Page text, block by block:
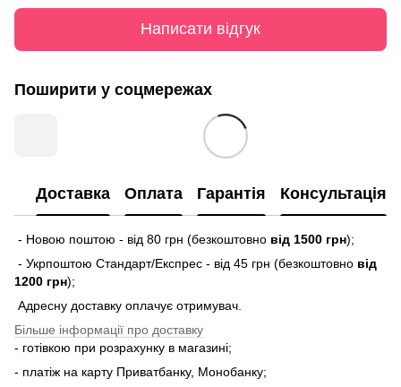
Написати відгук
Поширити у соцмережах
Доставка Оплата Гарантія Консультація
- Новою поштою - від 80 грн (безкоштовно від 1500 грн);
- Укрпоштою Стандарт/Експрес - від 45 грн (безкоштовно від
1200 грн);
Адресну доставку оплачує отримувач.
Більше інформації про доставку
- готівкою при розрахунку в магазині;
- платіж на карту Приватбанку, Монобанку;